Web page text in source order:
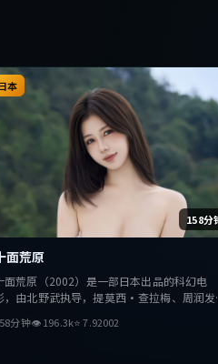
158分
本
面荒原
面荒原（2002）是一部日本出品的科幻电
，由北野武执导，提莫西·查拉梅、周润发
讨人性与抉择，节奏张弛有度，适合喜欢该类
分钟👁196.3k⭐7.92002